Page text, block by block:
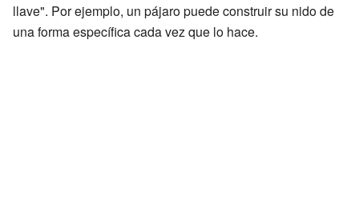
llave". Por ejemplo, un pájaro puede construir su nido de
una forma específica cada vez que lo hace.